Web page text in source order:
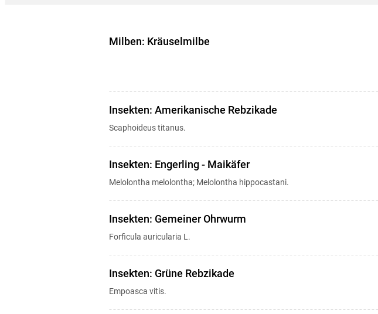
Milben: Kräuselmilbe
Insekten: Amerikanische Rebzikade
Scaphoideus titanus.
Insekten: Engerling - Maikäfer
Melolontha melolontha; Melolontha hippocastani.
Insekten: Gemeiner Ohrwurm
Forficula auricularia L.
Insekten: Grüne Rebzikade
Empoasca vitis.